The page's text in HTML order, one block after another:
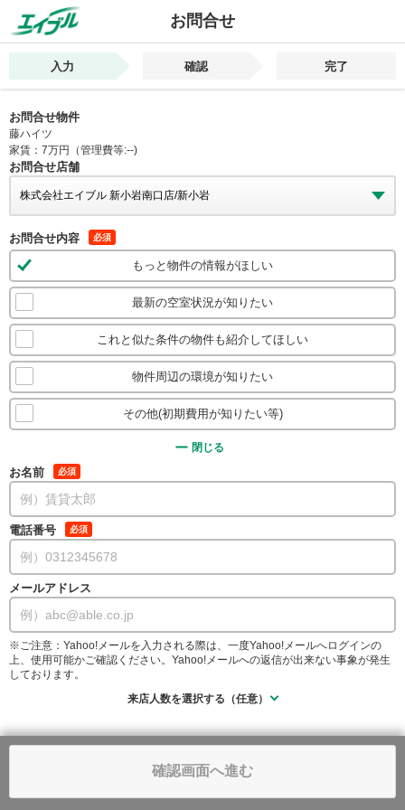
お問合せ
入力 確認 完了
お問合せ物件
藤ハイツ
家賃：7万円（管理費等:--)
お問合せ店舗
お問合せ内容 必須
もっと物件の情報がほしい
最新の空室状況が知りたい
これと似た条件の物件も紹介してほしい
物件周辺の環境が知りたい
その他(初期費用が知りたい等)
閉じる
お名前 必須
電話番号 必須
メールアドレス
※ご注意：Yahoo!メールを入力される際は、一度Yahoo!メールへログインの
上、使用可能かご確認ください。Yahoo!メールへの返信が出来ない事象が発生
しております。
来店人数を選択する（任意）
確認画面へ進む